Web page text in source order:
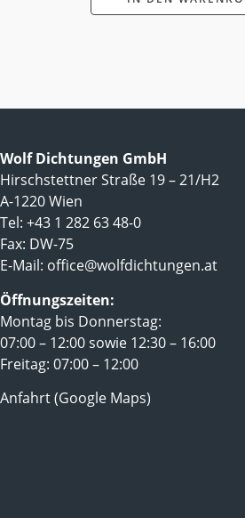
Wolf Dichtungen GmbH
Hirschstettner Straße 19 – 21/H2
A-1220 Wien
Tel: +43 1 282 63 48-0
Fax: DW-75
E-Mail: office@wolfdichtungen.at
Öffnungszeiten:
Montag bis Donnerstag:
07:00 – 12:00 sowie 12:30 – 16:00
Freitag: 07:00 – 12:00
Anfahrt (Google Maps)